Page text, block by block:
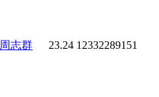
周志群 23.24 12332289151